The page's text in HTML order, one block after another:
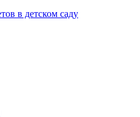
в детском саду